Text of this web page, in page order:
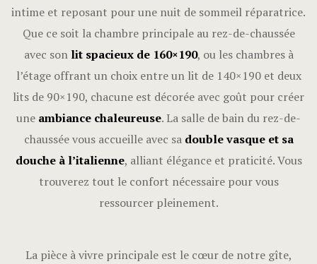
intime et reposant pour une nuit de sommeil réparatrice.
Que ce soit la chambre principale au rez-de-chaussée
avec sonlit spacieux de 160×190, ou les chambres à
l’étage offrant un choix entre un lit de 140×190 et deux
lits de 90×190, chacune est décorée avec goût pour créer
une ambiance chaleureuse. La salle de bain du rez-de-
chaussée vous accueille avec sa double vasque et sa
douche à l’italienne, alliant élégance et praticité. Vous
trouverez tout le confort nécessaire pour vous
ressourcer pleinement.
La pièce à vivre principale est le cœur de notre gîte,